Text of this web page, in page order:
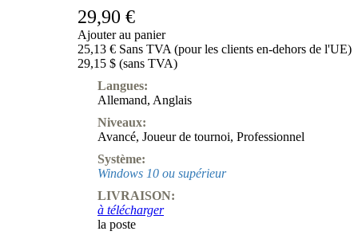
29,90 €
Ajouter au panier
25,13 € Sans TVA (pour les clients en-dehors de l'UE)
29,15 $ (sans TVA)
Langues:
Allemand, Anglais
Niveaux:
Avancé, Joueur de tournoi, Professionnel
Système:
Windows 10 ou supérieur
LIVRAISON:
à télécharger
la poste